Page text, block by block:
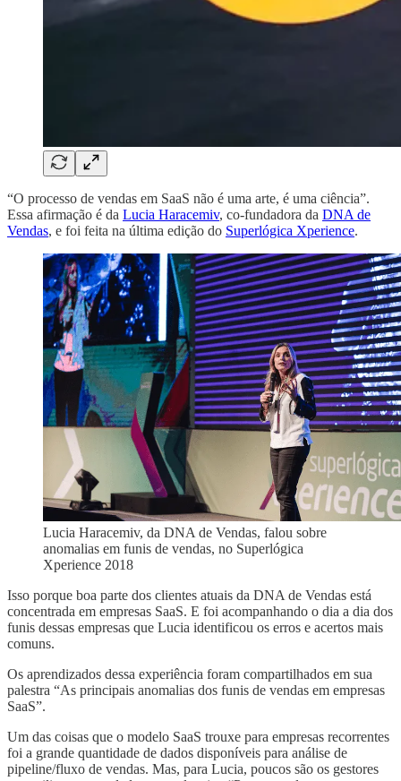
“O processo de vendas em SaaS não é uma arte, é uma ciência”.
Essa afirmação é da Lucia Haracemiv, co-fundadora da DNA de
Vendas, e foi feita na última edição do Superlógica Xperience.
Lucia Haracemiv, da DNA de Vendas, falou sobre
anomalias em funis de vendas, no Superlógica
Xperience 2018
Isso porque boa parte dos clientes atuais da DNA de Vendas está
concentrada em empresas SaaS. E foi acompanhando o dia a dia dos
funis dessas empresas que Lucia identificou os erros e acertos mais
comuns.
Os aprendizados dessa experiência foram compartilhados em sua
palestra “As principais anomalias dos funis de vendas em empresas
SaaS”.
Um das coisas que o modelo SaaS trouxe para empresas recorrentes
foi a grande quantidade de dados disponíveis para análise de
pipeline/fluxo de vendas. Mas, para Lucia, poucos são os gestores